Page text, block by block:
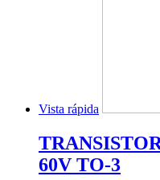
Vista rápida
60V TO-3